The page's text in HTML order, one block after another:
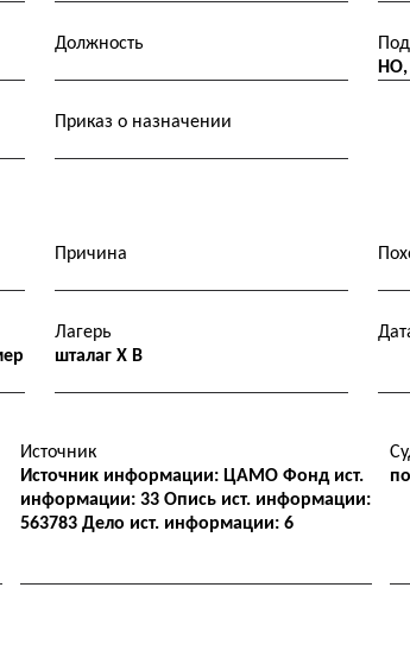
Должность
Приказ о назначении
Причина
Лагерь
шталаг X B
Источник
Источник информации: ЦАМО Фонд ист.
информации: 33 Опись ист. информации:
563783 Дело ист. информации: 6